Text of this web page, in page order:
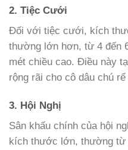
2. Tiệc Cưới
Đối với tiệc cưới, kích
thường lớn hơn, từ 4 đến
mét chiều cao. Điều này
rộng rãi cho cô dâu chú
3. Hội Nghị
Sân khấu chính của hội
kích thước lớn, thường từ